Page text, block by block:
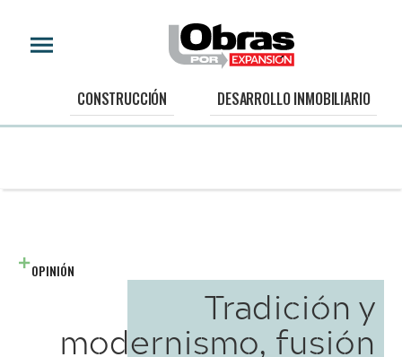
CONSTRUCCIÓN DESARROLLO INMOBILIARIO
OPINIÓN
Tradición y
modernismo, fusión